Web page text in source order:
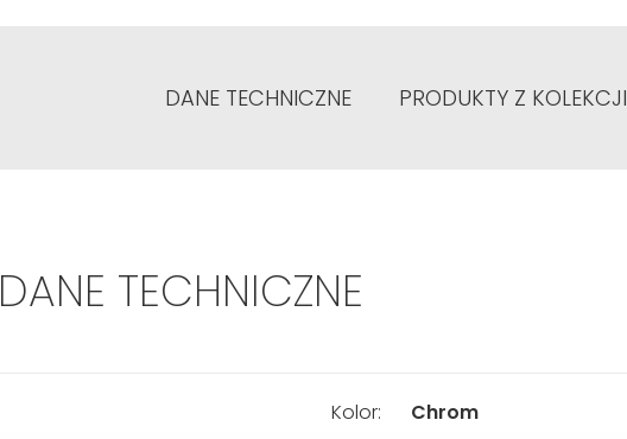
DANE TECHNICZNE PRODUKTY Z KOLEKCJI
DANE TECHNICZNE
Kolor: Chrom